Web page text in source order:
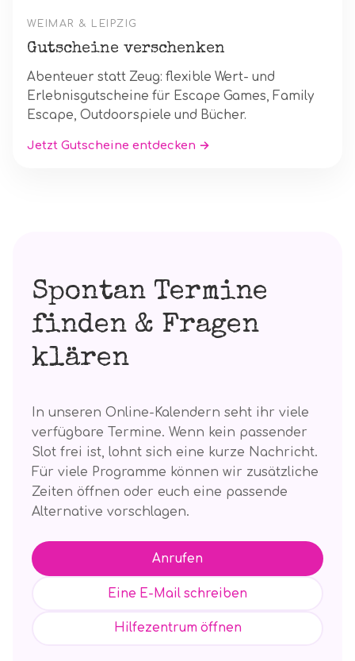
WEIMAR & LEIPZIG
Gutscheine verschenken
Abenteuer statt Zeug: flexible Wert- und
Erlebnisgutscheine für Escape Games, Family
Escape, Outdoorspiele und Bücher.
Jetzt Gutscheine entdecken →
Spontan Termine
finden & Fragen
klären
In unseren Online-Kalendern seht ihr viele
verfügbare Termine. Wenn kein passender
Slot frei ist, lohnt sich eine kurze Nachricht.
Für viele Programme können wir zusätzliche
Zeiten öffnen oder euch eine passende
Alternative vorschlagen.
Anrufen
Eine E-Mail schreiben
Hilfezentrum öffnen